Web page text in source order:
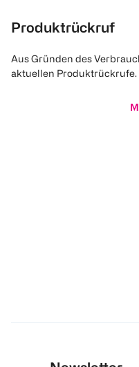
Produktrückruf
Aus Gründen des
aktuellen Produktrückrufe.